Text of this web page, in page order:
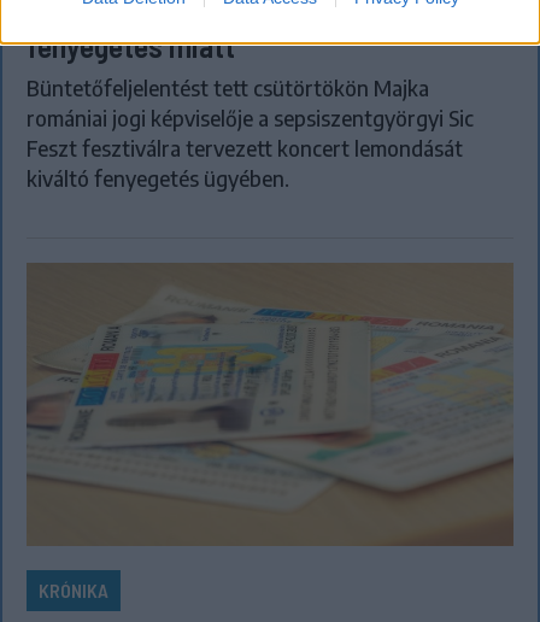
fenyegetés miatt
Büntetőfeljelentést tett csütörtökön Majka
romániai jogi képviselője a sepsiszentgyörgyi Sic
Feszt fesztiválra tervezett koncert lemondását
kiváltó fenyegetés ügyében.
KRÓNIKA